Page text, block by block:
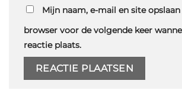
Mijn naam, e-mail en site opslaan
browser voor de volgende keer
reactie plaats.